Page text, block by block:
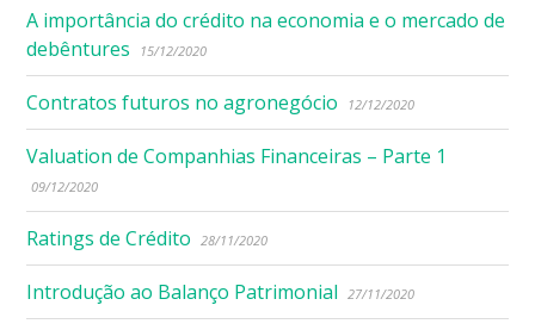
A importância do crédito na economia e o mercado de
debêntures
15/12/2020
Contratos futuros no agronegócio 12/12/2020
Valuation de Companhias Financeiras – Parte 1
09/12/2020
Ratings de Crédito 28/11/2020
Introdução ao Balanço Patrimonial 27/11/2020